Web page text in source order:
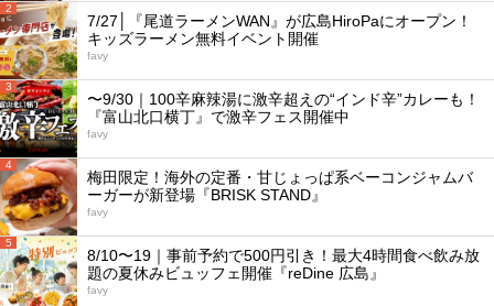
2
7/27│『尾道ラーメンWAN』が広島HiroPaにオープン！
キッズラーメン無料イベント開催
favy
3
〜9/30｜100辛麻辣湯に激辛超えの“インド辛”カレーも！
『富山北口横丁』で激辛フェス開催中
favy
4
梅田限定！海外の定番・甘じょっぱ系ベーコンジャムバ
ーガーが新登場『BRISK STAND』
favy
5
8/10〜19｜事前予約で500円引き！最大4時間食べ飲み放
題の夏休みビュッフェ開催『reDine 広島』
favy